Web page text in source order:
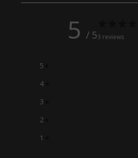
5 / 53 reviews
5
4
3
2
1